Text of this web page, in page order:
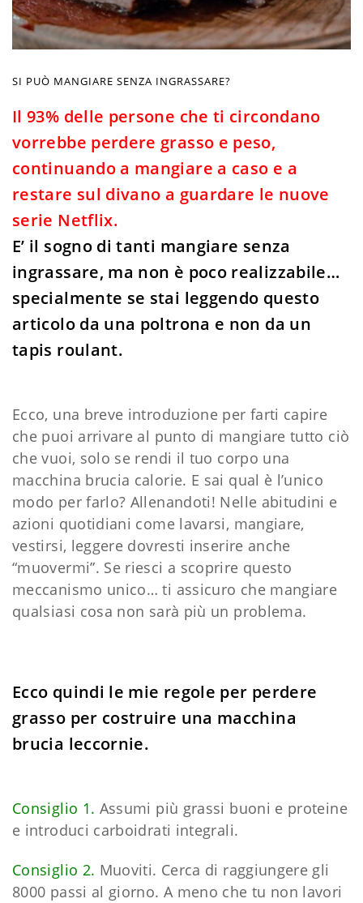
SI PUÒ MANGIARE SENZA INGRASSARE?
Il 93% delle persone che ti circondano
vorrebbe perdere grasso e peso,
continuando a mangiare a caso e a
restare sul divano a guardare le nuove
serie Netflix.
E’ il sogno di tanti mangiare senza
ingrassare, ma non è poco realizzabile…
specialmente se stai leggendo questo
articolo da una poltrona e non da un
tapis roulant.
Ecco, una breve introduzione per farti capire
che puoi arrivare al punto di mangiare tutto ciò
che vuoi, solo se rendi il tuo corpo una
macchina brucia calorie. E sai qual è l’unico
modo per farlo? Allenandoti! Nelle abitudini e
azioni quotidiani come lavarsi, mangiare,
vestirsi, leggere dovresti inserire anche
“muovermi”. Se riesci a scoprire questo
meccanismo unico… ti assicuro che mangiare
qualsiasi cosa non sarà più un problema.
Ecco quindi le mie regole per perdere
grasso per costruire una macchina
brucia leccornie.
Consiglio 1. Assumi più grassi buoni e proteine
e introduci carboidrati integrali.
Consiglio 2. Muoviti. Cerca di raggiungere gli
8000 passi al giorno. A meno che tu non lavori